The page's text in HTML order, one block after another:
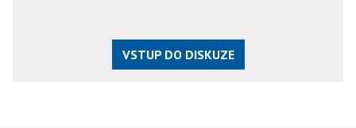
VSTUP DO DISKUZE